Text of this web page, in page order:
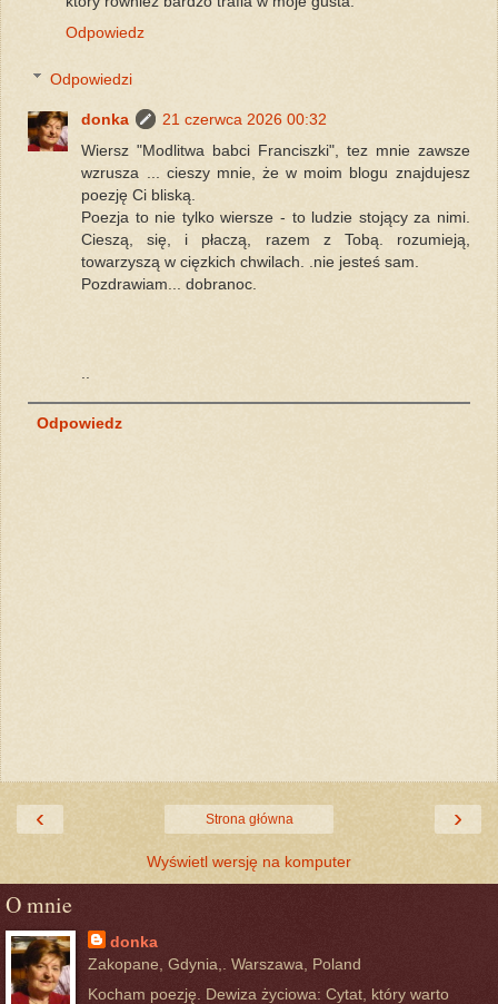
Odpowiedz
Odpowiedzi
donka
21 czerwca 2026 00:32
Wiersz "Modlitwa babci Franciszki", tez mnie zawsze
wzrusza ... cieszy mnie, że w moim blogu znajdujesz
poezję Ci bliską.
Poezja to nie tylko wiersze - to ludzie stojący za nimi.
Cieszą, się, i płaczą, razem z Tobą. rozumieją,
towarzyszą w cięzkich chwilach. .nie jesteś sam.
Pozdrawiam... dobranoc.
Odpowiedz
‹ ›
Strona główna
Wyświetl wersję na komputer
O mnie
donka
Zakopane, Gdynia,. Warszawa, Poland
Kocham poezję. Dewiza życiowa: Cytat, który warto